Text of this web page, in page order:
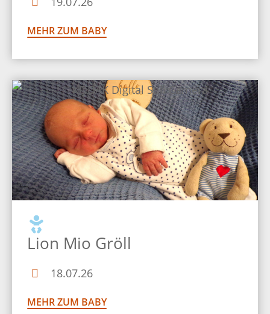
MEHR ZUM BABY
Lion Mio Gröll
18.07.26
MEHR ZUM BABY